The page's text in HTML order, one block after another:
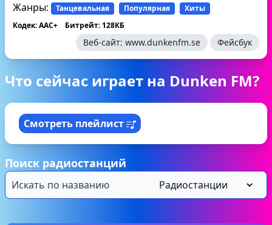
Жанры: Танцевальная Популярная
Хиты
Кодек: AAC+
Битрейт: 128КБ
Веб-сайт: www.dunkenfm.se Фейсбук
Что сейчас играет на Dunken FM?
Смотреть плейлист
Поиск радиостанций